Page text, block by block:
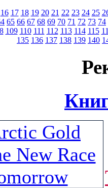
16 17 18 19 20 21 22 23 24 25
65 66 67 68 69 70 71 72 73 74
109 110 111 112 113 114 115
135 136 137 138 139 140